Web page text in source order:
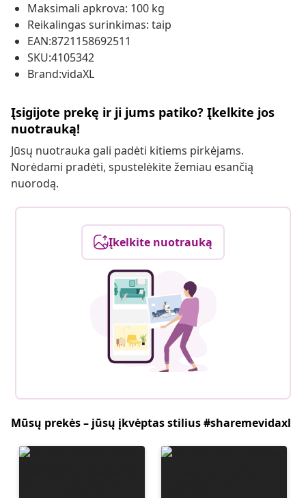
Maksimali apkrova: 100 kg
Reikalingas surinkimas: taip
EAN:8721158692511
SKU:4105342
Brand:vidaXL
Įsigijote prekę ir ji jums patiko? Įkelkite jos
nuotrauką!
Jūsų nuotrauka gali padėti kitiems pirkėjams.
Norėdami pradėti, spustelėkite žemiau esančią
nuorodą.
Įkelkite nuotrauką
Mūsų prekės – jūsų įkvėptas stilius #sharemevidaxl